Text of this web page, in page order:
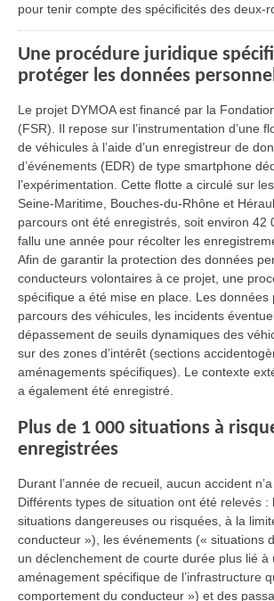
pour tenir compte des spécificités des deux-
Une procédure juridique
protéger les données
Le projet DYMOA est financé par la
(FSR). Il repose sur l’instrumentation d’une
de véhicules à l’aide d’un enregistreur de
d’événements (EDR) de type smartphone
l’expérimentation. Cette flotte a circulé sur
Seine-Maritime, Bouches-du-Rhône et
parcours ont été enregistrés, soit environ 42
fallu une année pour récolter les
Afin de garantir la protection des données
conducteurs volontaires à ce projet, une
spécifique a été mise en place. Les données
parcours des véhicules, les incidents
dépassement de seuils dynamiques des
sur des zones d’intérêt (sections
aménagements spécifiques). Le contexte
a également été enregistré.
Plus de 1 000 situations à
enregistrées
Durant l’année de recueil, aucun accident
Différents types de situation ont été relevés :
situations dangereuses ou risquées, à la
conducteur »), les événements (« situations
un déclenchement de courte durée plus lié à
aménagement spécifique de l’infrastructure
comportement du conducteur ») et des